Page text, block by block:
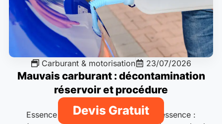
Carburant & motorisation 23/07/2026
Mauvais carburant : décontamination
réservoir et procédure
Essence dans diesel ou diesel dans essence :
Devis Gratuit